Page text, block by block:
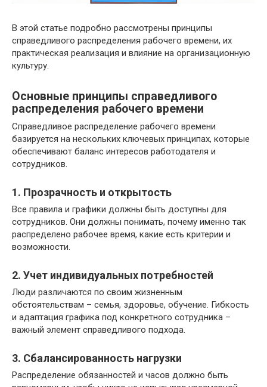
В этой статье подробно рассмотрены принципы
справедливого распределения рабочего времени, их
практическая реализация и влияние на организационную
культуру.
Основные принципы справедливого
распределения рабочего времени
Справедливое распределение рабочего времени
базируется на нескольких ключевых принципах, которые
обеспечивают баланс интересов работодателя и
сотрудников.
1. Прозрачность и открытость
Все правила и графики должны быть доступны для
сотрудников. Они должны понимать, почему именно так
распределено рабочее время, какие есть критерии и
возможности.
2. Учет индивидуальных потребностей
Люди различаются по своим жизненным
обстоятельствам – семья, здоровье, обучение. Гибкость
и адаптация графика под конкретного сотрудника –
важный элемент справедливого подхода.
3. Сбалансированность нагрузки
Распределение обязанностей и часов должно быть